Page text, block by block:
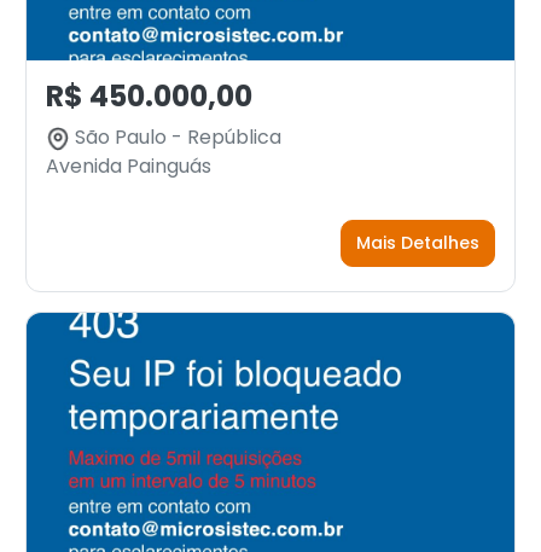
R$ 450.000,00
São Paulo - República
Avenida Painguás
Mais Detalhes